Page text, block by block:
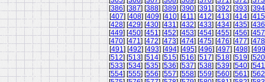
[386] [387] [388] [389] [390] [391] [392] [393] [394
[407] [408] [409] [410] [411] [412] [413] [414] [415
[428] [429] [430] [431] [432] [433] [434] [435] [436
[449] [450] [451] [452] [453] [454] [455] [456] [457
[470] [471] [472] [473] [474] [475] [476] [477] [478
[491] [492] [493] [494] [495] [496] [497] [498] [499
[512] [513] [514] [515] [516] [517] [518] [519] [520
[533] [534] [535] [536] [537] [538] [539] [540] [541
[554] [555] [556] [557] [558] [559] [560] [561] [562